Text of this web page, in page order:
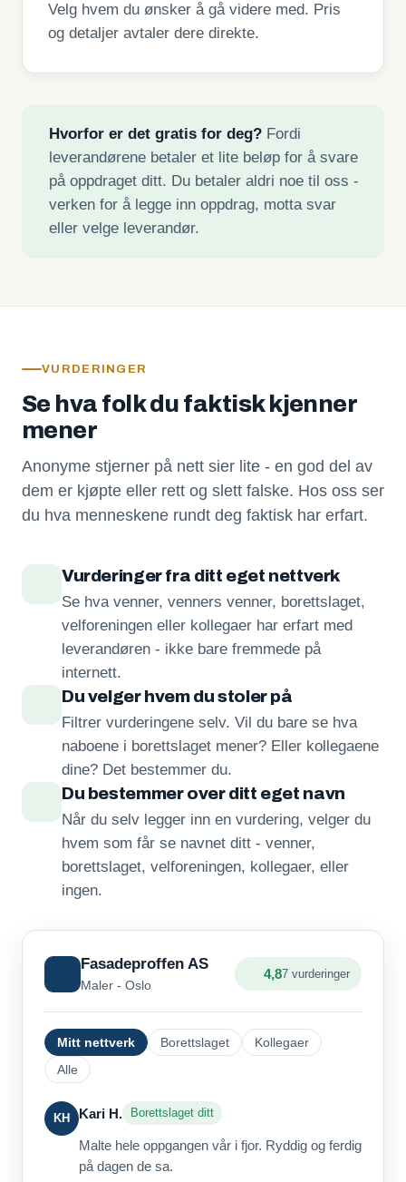
Velg hvem du ønsker å gå videre med. Pris
og detaljer avtaler dere direkte.
Hvorfor er det gratis for deg?Fordi
leverandørene betaler et lite beløp for å svare
på oppdraget ditt. Du betaler aldri noe til oss -
verken for å legge inn oppdrag, motta svar
eller velge leverandør.
VURDERINGER
Se hva folk du faktisk kjenner
mener
Anonyme stjerner på nett sier lite - en god del av
dem er kjøpte eller rett og slett falske. Hos oss ser
du hva menneskene rundt deg faktisk har erfart.
Vurderinger fra ditt eget nettverk
Se hva venner, venners venner, borettslaget,
velforeningen eller kollegaer har erfart med
leverandøren - ikke bare fremmede på
internett.
Du velger hvem du stoler på
Filtrer vurderingene selv. Vil du bare se hva
naboene i borettslaget mener? Eller kollegaene
dine? Det bestemmer du.
Du bestemmer over ditt eget navn
Når du selv legger inn en vurdering, velger du
hvem som får se navnet ditt - venner,
borettslaget, velforeningen, kollegaer, eller
ingen.
Fasadeproffen AS
Maler - Oslo
4,87 vurderinger
Mitt nettverk Borettslaget
Kollegaer
Alle
KH Kari H. Borettslaget ditt
Malte hele oppgangen vår i fjor. Ryddig og ferdig
på dagen de sa.